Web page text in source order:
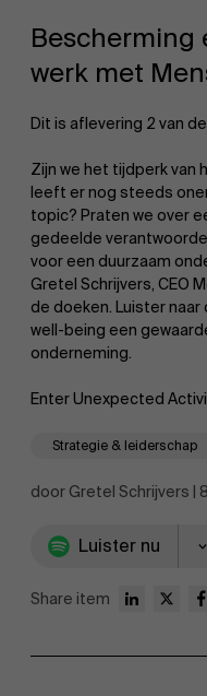
Strategie & leiderschap
Bescherming
werk met
Dit is aflevering 2 van
Zijn we het tijdperk
leeft er nog steeds
topic? Praten we over
gedeelde
voor een duurzaam
Gretel Schrijvers, CEO
de doeken. Luister
well-being een
onderneming.
Enter Unexpected
door Gretel Schrijvers |
Luister nu
Share item